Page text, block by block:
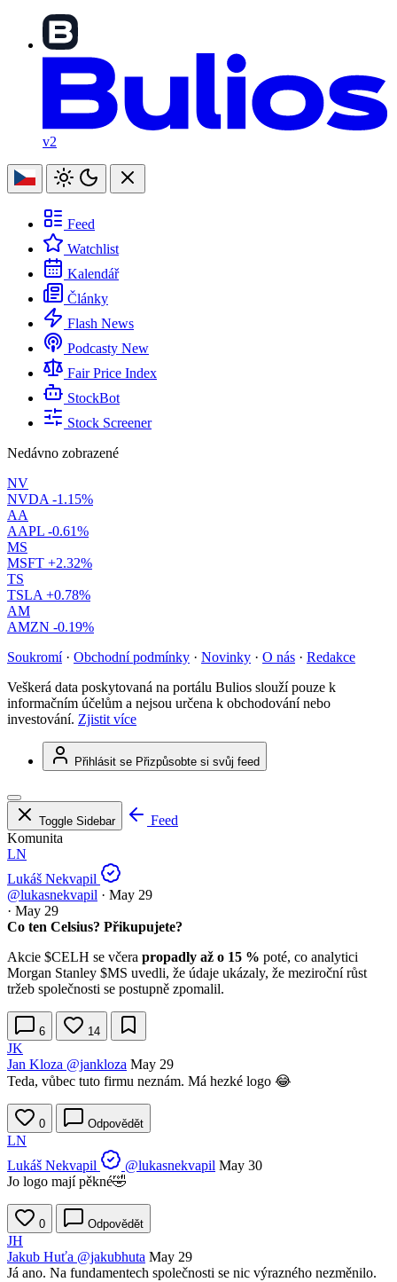
v2
Feed
Watchlist
Kalendář
Články
Flash News
Podcasty New
Fair Price Index
StockBot
Stock Screener
Nedávno zobrazené
NV
NVDA -1.15%
AA
AAPL -0.61%
MS
MSFT +2.32%
TS
TSLA +0.78%
AM
AMZN -0.19%
Soukromí · Obchodní podmínky · Novinky · O nás · Redakce
Veškerá data poskytovaná na portálu Bulios slouží pouze k
informačním účelům a nejsou určena k obchodování nebo
investování. Zjistit více
Přihlásit se Přizpůsobte si svůj feed
Toggle Sidebar
Feed
Komunita
LN
Lukáš Nekvapil
@lukasnekvapil · May 29
· May 29
Co ten Celsius? Přikupujete?
Akcie $CELH se včera propadly až o 15 % poté, co analytici
Morgan Stanley $MS uvedli, že údaje ukázaly, že meziroční růst
tržeb společnosti se postupně zpomalil.
6 14
JK
Jan Kloza @jankloza May 29
Teda, vůbec tuto firmu neznám. Má hezké logo 😂
0 Odpovědět
LN
Lukáš Nekvapil
@lukasnekvapil May 30
Jo logo mají pěkné🤣
0 Odpovědět
JH
Jakub Huťa @jakubhuta May 29
Já ano. Na fundamentech společnosti se nic výrazného nezměnilo.